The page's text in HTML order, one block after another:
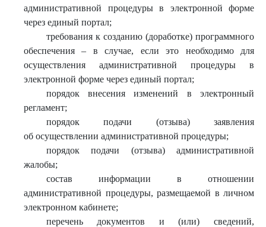
административной процедуры в электронной форме
через единый портал;
требования к созданию (доработке) программного
обеспечения – в случае, если это необходимо для
осуществления административной процедуры в
электронной форме через единый портал;
порядок внесения изменений в электронный
регламент;
порядок подачи (отзыва) заявления
об осуществлении административной процедуры;
порядок подачи (отзыва) административной
жалобы;
состав информации в отношении
административной процедуры, размещаемой в личном
электронном кабинете;
перечень документов и (или) сведений,